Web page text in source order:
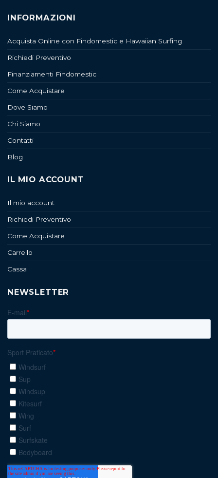
INFORMAZIONI
Acquista Online con Findomestic e Hawaiian Surfing
Richiedi Preventivo
Finanziamenti Findomestic
Come Acquistare
Dove Siamo
Chi Siamo
Contatti
Blog
IL MIO ACCOUNT
Il mio account
Richiedi Preventivo
Come Acquistare
Carrello
Cassa
NEWSLETTER